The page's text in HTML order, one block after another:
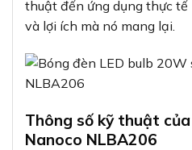
thuật đến ứng dụng thực tế
và lợi ích mà nó mang lại.
Thông số kỹ thuật
Nanoco NLBA206